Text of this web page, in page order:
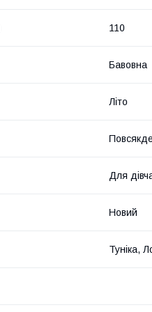
110
Бавовна
Літо
Для
Новий
Туніка,